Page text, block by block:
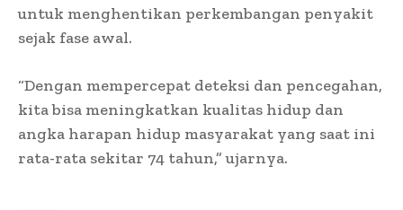
untuk menghentikan perkembangan penyakit
sejak fase awal.
“Dengan mempercepat deteksi dan pencegahan,
kita bisa meningkatkan kualitas hidup dan
angka harapan hidup masyarakat yang saat ini
rata-rata sekitar 74 tahun,” ujarnya.